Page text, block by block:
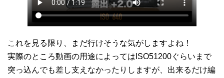
これを見る限り、まだ行けそうな気がしますよね！
実際のところ動画の用途によってはISO51200ぐらいまで
突っ込んでも差し支えなかったりしますが、出来るだけ編